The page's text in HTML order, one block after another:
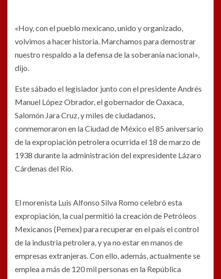
«Hoy, con el pueblo mexicano, unido y organizado,
volvimos a hacer historia. Marchamos para demostrar
nuestro respaldo a la defensa de la soberanía nacional»,
dijo.
Este sábado el legislador junto con el presidente Andrés
Manuel López Obrador, el gobernador de Oaxaca,
Salomón Jara Cruz, y miles de ciudadanos,
conmemoraron en la Ciudad de México el 85 aniversario
de la expropiación petrolera ocurrida el 18 de marzo de
1938 durante la administración del expresidente Lázaro
Cárdenas del Río.
El morenista Luis Alfonso Silva Romo celebró esta
expropiación, la cual permitió la creación de Petróleos
Mexicanos (Pemex) para recuperar en el país el control
de la industria petrolera, y ya no estar en manos de
empresas extranjeras. Con ello, además, actualmente se
emplea a más de 120 mil personas en la República